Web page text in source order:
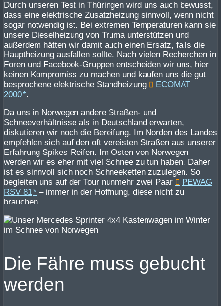
Durch unseren Test in Thüringen wird uns auch bewusst,
dass eine elektrische Zusatzheizung sinnvoll, wenn nicht
sogar notwendig ist. Bei extremen Temperaturen kann sie
unsere Dieselheizung von Truma unterstützen und
außerdem hätten wir damit auch einen Ersatz, falls die
Hauptheizung ausfallen sollte. Nach vielen Recherchen in
Foren und Facebook-Gruppen entscheiden wir uns, hier
keinen Kompromiss zu machen und kaufen uns die gut
besprochene elektrische Standheizung
ECOMAT
2000 .
Da uns in Norwegen andere Straßen- und
Schneeverhältnisse als in Deutschland erwarten,
diskutieren wir noch die Bereifung. Im Norden des Landes
empfehlen sich auf den oft vereisten Straßen aus unserer
Erfahrung Spikes-Reifen. Im Osten von Norwegen
werden wir es eher mit viel Schnee zu tun haben. Daher
ist es sinnvoll sich noch Schneeketten zuzulegen. So
begleiten uns auf der Tour nunmehr zwei Paar
PEWAG
RSV 81
– immer in der Hoffnung, diese nicht zu
brauchen.
Die Fähre muss gebucht
werden